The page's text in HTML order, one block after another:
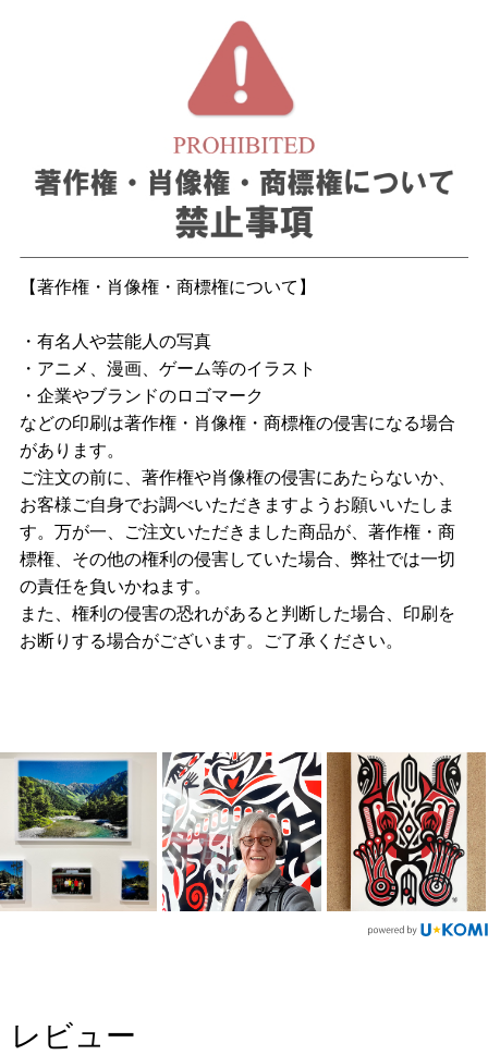
【著作権・肖像権・商標権について】
・有名人や芸能人の写真
・アニメ、漫画、ゲーム等のイラスト
・企業やブランドのロゴマーク
などの印刷は著作権・肖像権・商標権の侵害になる場合
があります。
ご注文の前に、著作権や肖像権の侵害にあたらないか、
お客様ご自身でお調べいただきますようお願いいたしま
す。万が一、ご注文いただきました商品が、著作権・商
標権、その他の権利の侵害していた場合、弊社では一切
の責任を負いかねます。
また、権利の侵害の恐れがあると判断した場合、印刷を
お断りする場合がございます。ご了承ください。
レビュー